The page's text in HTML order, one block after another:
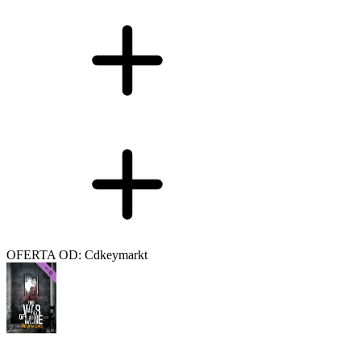
OFERTA OD: Cdkeymarkt